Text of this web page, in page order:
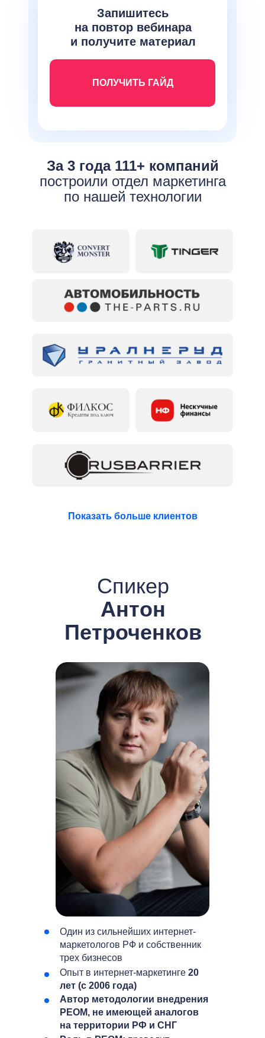
Запишитесь
на повтор вебинара
и получите материал
ПОЛУЧИТЬ ГАЙД
За 3 года 111+ компаний
построили отдел маркетинга
по нашей технологии
Показать больше клиентов
Спикер
Антон
Петроченков
Один из сильнейших интернет-
маркетологов РФ и собственник
трех бизнесов
Автор методологии внедрения
РЕОМ, не имеющей аналогов
на территории РФ и СНГ
Опыт в интернет-маркетинге 20
лет (с 2006 года)